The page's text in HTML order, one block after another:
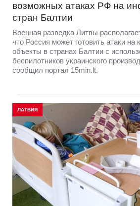
возможных атаках РФ на
стран Балтии
Военная разведка Литвы
что Россия может готовить атаки на
объекты в странах Балтии с
беспилотников украинского
сообщил портал 15min.lt.
ЛАТВИЯ